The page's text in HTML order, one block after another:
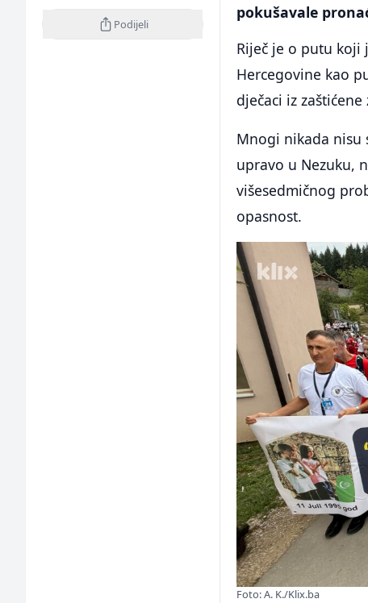
Podijeli
pokušavale
Riječ je o putu koji
Hercegovine kao
dječaci iz
Mnogi nikada
upravo u Nezuku,
višesedmičnog
opasnost.
Foto: A. K./Klix.ba